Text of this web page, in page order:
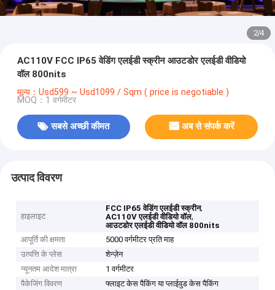
2/4
AC110V FCC IP65 वेडिंग एलईडी स्क्रीन आउटडोर एलईडी वीडियो
वॉल 800nits
मूल्य：Usd599 ~ Usd1099 / Sqm ( price is negotiable )
MOQ：1 वर्गमीटर
सबसे अच्छी कीमत अब से संपर्क करें
उत्पाद विवरण
हाइलाइट
FCC IP65 वेडिंग एलईडी स्क्रीन,
AC110V एलईडी वीडियो वॉल,
आउटडोर एलईडी वीडियो वॉल 800nits
आपूर्ति की क्षमता
5000 वर्गमीटर प्रति माह
उत्पत्ति के प्लेस
शेन्ज़ेन
न्यूनतम आदेश मात्रा
1 वर्गमीटर
पैकेजिंग विवरण
फ्लाइट केस पैकिंग या प्लाईवुड केस पैकिंग